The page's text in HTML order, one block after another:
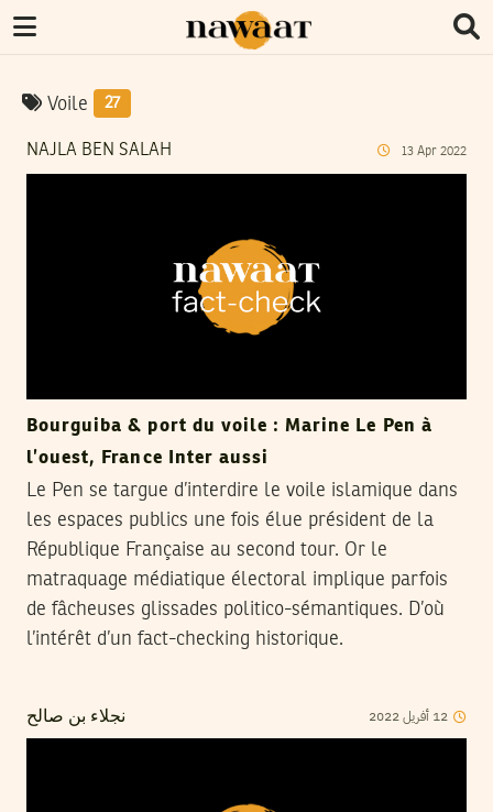
Voile 27
NAJLA BEN SALAH 13 Apr 2022
Bourguiba & port du voile : Marine Le Pen à
l’ouest, France Inter aussi
Le Pen se targue d’interdire le voile islamique dans
les espaces publics une fois élue président de la
République Française au second tour. Or le
matraquage médiatique électoral implique parfois
de fâcheuses glissades politico-sémantiques. D’où
l’intérêt d’un fact-checking historique.
نجلاء بن صالح 12 أفريل2022